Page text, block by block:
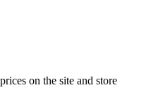
on the site and store